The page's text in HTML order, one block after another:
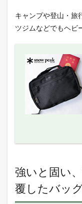
キャンプや登山・旅
ツジムなどでもヘビ
強いと固い
覆したバッ